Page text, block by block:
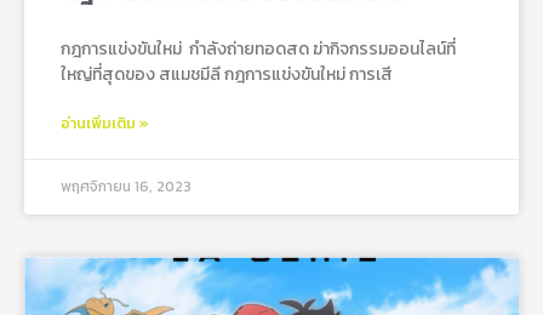
กฎการแข่งขันใหม่ กําลังถ่ายทอดสด ฆ่ากิจกรรมออนไลน์ที่
ใหญ่ที่สุดของ สแมชมีลี กฎการแข่งขันใหม่ การเสี
อ่านเพิ่มเติม »
พฤศจิกายน 16, 2023